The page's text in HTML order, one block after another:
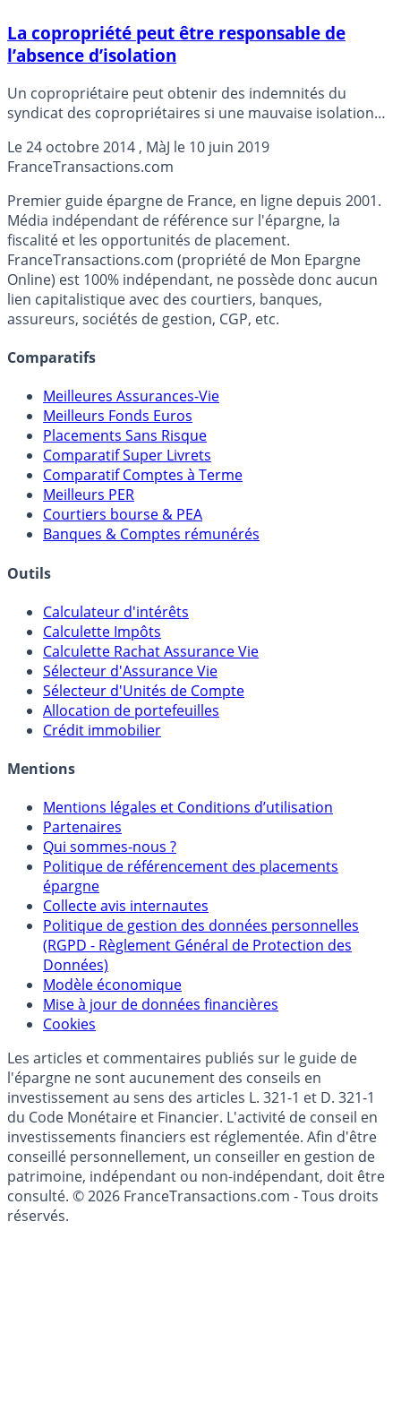
La copropriété peut être responsable de
l’absence d’isolation
Un copropriétaire peut obtenir des indemnités du
syndicat des copropriétaires si une mauvaise isolation
Le24 octobre 2014 , MàJ le 10 juin 2019
FranceTransactions.com
Premier guide épargne de France, en ligne depuis 2001.
Média indépendant de référence sur l'épargne, la
fiscalité et les opportunités de placement.
FranceTransactions.com (propriété de Mon Epargne
Online) est 100% indépendant, ne possède donc aucun
lien capitalistique avec des courtiers, banques,
assureurs, sociétés de gestion, CGP, etc.
Comparatifs
Meilleures Assurances-Vie
Meilleurs Fonds Euros
Placements Sans Risque
Comparatif Super Livrets
Comparatif Comptes à Terme
Meilleurs PER
Courtiers bourse & PEA
Banques & Comptes rémunérés
Outils
Calculateur d'intérêts
Calculette Impôts
Calculette Rachat Assurance Vie
Sélecteur d'Assurance Vie
Sélecteur d'Unités de Compte
Allocation de portefeuilles
Crédit immobilier
Mentions
Mentions légales et Conditions d’utilisation
Partenaires
Qui sommes-nous ?
Politique de référencement des placements
épargne
Collecte avis internautes
Politique de gestion des données personnelles
(RGPD - Règlement Général de Protection des
Données)
Modèle économique
Mise à jour de données financières
Cookies
Les articles et commentaires publiés sur le guide de
l'épargne ne sont aucunement des conseils en
investissement au sens des articles L. 321-1 et D. 321-1
du Code Monétaire et Financier. L'activité de conseil en
investissements financiers est réglementée. Afin d'être
conseillé personnellement, un conseiller en gestion de
patrimoine, indépendant ou non-indépendant, doit être
consulté. © 2026 FranceTransactions.com - Tous droits
réservés.